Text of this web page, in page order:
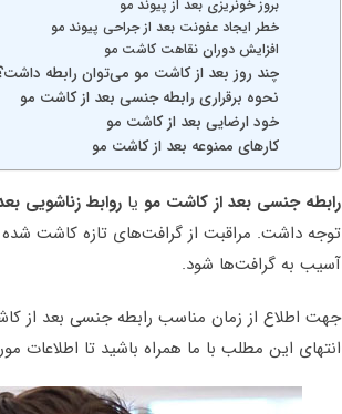
بروز خونریزی بعد از پیوند مو
خطر ایجاد عفونت بعد از جراحی پیوند مو
افزایش دوران نقاهت کاشت مو
چند روز بعد از کاشت مو می‌توان رابطه
نحوه برقراری رابطه جنسی بعد از کاشت مو
خود ارضایی بعد از کاشت مو
کارهای ممنوعه بعد از کاشت مو
رابطه جنسی بعد از کاشت مو یا روابط زناشویی
توجه داشت. مراقبت از گرافت‌های تازه کاشت
آسیب به گرافت‌ها شود.
جهت اطلاع از زمان مناسب رابطه جنسی بعد از
انتهای این مطلب با ما همراه باشید تا اطلاعات